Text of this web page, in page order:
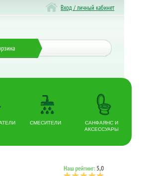
Вход / личный кабинет
СМЕСИТЕЛИ
САНФАЯНС И
АКСЕССУАРЫ